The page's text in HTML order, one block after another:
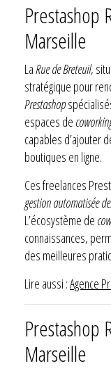
Prestashop
Marseille
LaRue de Breteuil,
stratégique pour
Prestashop
espaces de
capables d’ajouter
boutiques en ligne.
Ces freelances
gestion automatisée
L’écosystème de
connaissances,
des meilleures
Lire aussi :Agence
Prestashop
Marseille